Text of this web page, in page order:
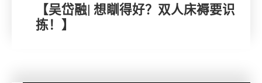
【吴岱融| 想瞓得好？双人床褥要识
拣！】